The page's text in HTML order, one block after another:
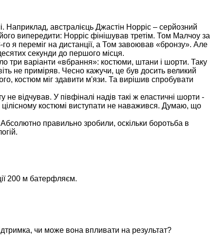
Наприклад, австралієць Джастін Норріс – серйозний
випередити: Норріс фінішував третім. Том Малчоу за
я переміг на дистанції, а Том завоював «бронзу». Але
секунди до першого місця.
три варіанти «вбрання»: костюми, штани і шорти. Таку
не приміряв. Чесно кажучи, це був досить великий
костюм міг здавити м'язи. Та вирішив спробувати
відчував. У півфіналі надів такі ж еластичні шорти -
костюмі виступати не наважився. Думаю, що
правильно зробили, оскільки боротьба в
200 м батерфляєм.
чи може вона впливати на результат?